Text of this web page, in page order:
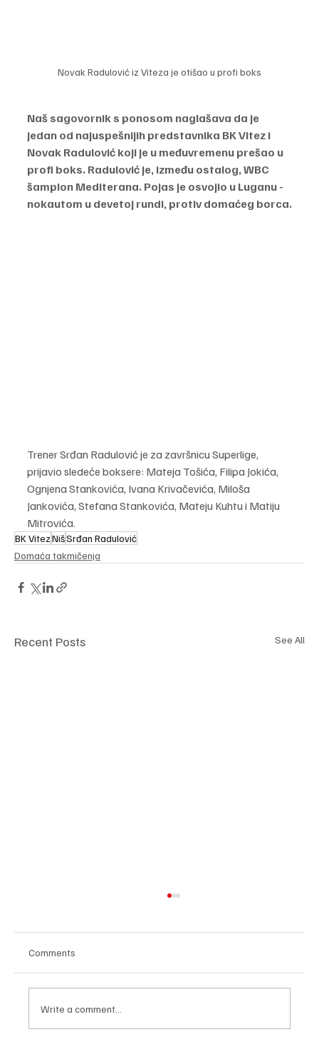
Novak Radulović iz Viteza je otišao u profi boks
Naš sagovornik s ponosom naglašava da je
jedan od najuspešnijih predstavnika BK Vitez i
Novak Radulović koji je u međuvremenu prešao u
profi boks. Radulović je, između ostalog, WBC
šampion Mediterana. Pojas je osvojio u Luganu -
nokautom u devetoj rundi, protiv domaćeg borca.
Trener Srđan Radulović je za završnicu Superlige,
prijavio sledeće boksere: Mateja Tošića, Filipa Jokića,
Ognjena Stankovića, Ivana Krivačevića, Miloša
Jankovića, Stefana Stankovića, Mateju Kuhtu i Matiju
Mitrovića.
BK VitezNišSrđan Radulović
Domaća takmičenja
Recent Posts See All
Comments
Write a comment...